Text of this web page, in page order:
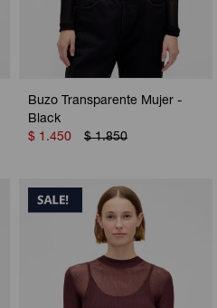
Buzo Transparente Mujer -
Black
$ 1.450 $ 1.850